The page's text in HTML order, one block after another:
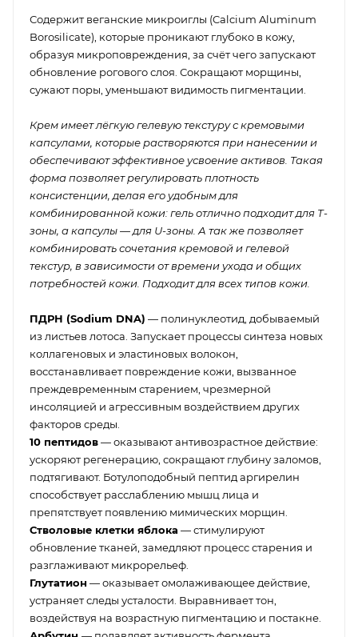
Содержит веганские микроиглы (Calcium Aluminum
Borosilicate), которые проникают глубоко в кожу,
образуя микроповреждения, за счёт чего запускают
обновление рогового слоя. Сокращают морщины,
сужают поры, уменьшают видимость пигментации.
Крем имеет лёгкую гелевую текстуру с кремовыми
капсулами, которые растворяются при нанесении и
обеспечивают эффективное усвоение активов. Такая
форма позволяет регулировать плотность
консистенции, делая его удобным для
комбинированной кожи: гель отлично подходит для Т-
зоны, а капсулы — для U-зоны. А так же позволяет
комбинировать сочетания кремовой и гелевой
текстур, в зависимости от времени ухода и общих
потребностей кожи. Подходит для всех типов кожи.
ПДРН (Sodium DNA) — полинуклеотид, добываемый
из листьев лотоса. Запускает процессы синтеза новых
коллагеновых и эластиновых волокон,
восстанавливает повреждение кожи, вызванное
преждевременным старением, чрезмерной
инсоляцией и агрессивным воздействием других
факторов среды.
10 пептидов— оказывают антивозрастное действие:
ускоряют регенерацию, сокращают глубину заломов,
подтягивают. Ботулоподобный пептид аргирелин
способствует расслаблению мышц лица и
препятствует появлению мимических морщин.
Стволовые клетки яблока — стимулируют
обновление тканей, замедляют процесс старения и
разглаживают микрорельеф.
Глутатион — оказывает омолаживающее действие,
устраняет следы усталости. Выравнивает тон,
воздействуя на возрастную пигментацию и постакне.